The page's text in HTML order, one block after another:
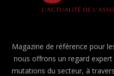
Magazine de référence pour
nous offrons un regard expert
mutations du secteur, à